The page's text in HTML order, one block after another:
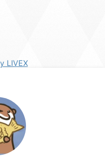
LIVEX